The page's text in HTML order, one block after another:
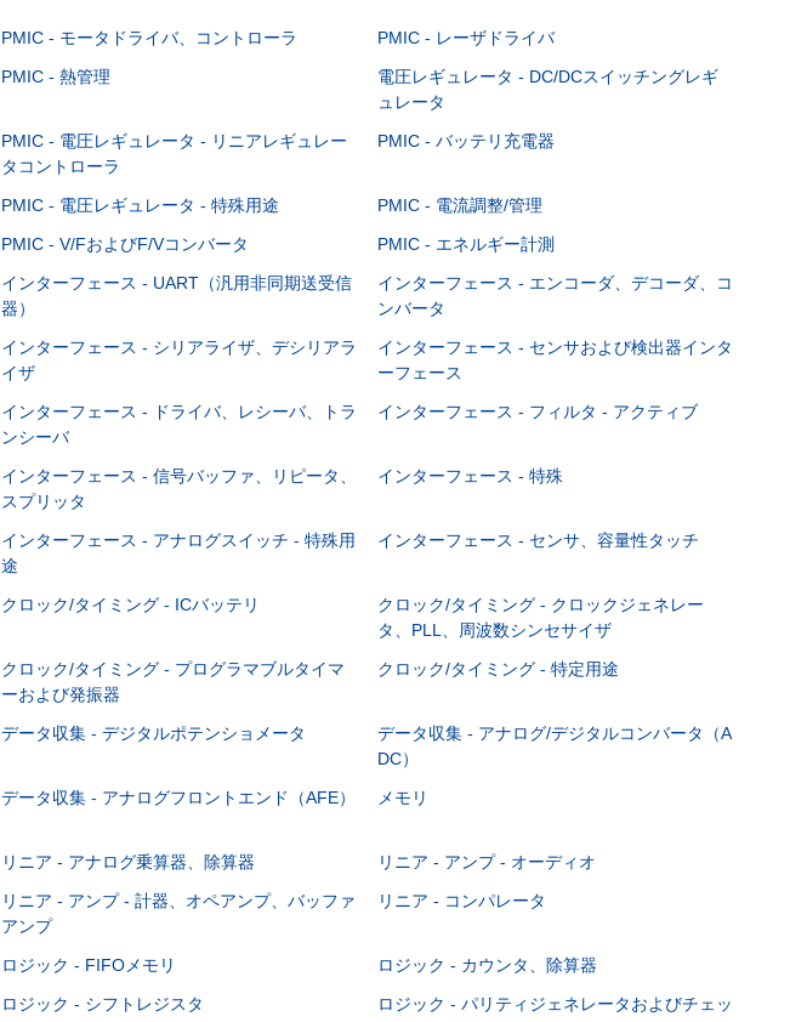
PMIC - モータドライバ、コントローラ
PMIC - レーザドライバ
PMIC - 熱管理
電圧レギュレータ - DC/DCスイッチングレギ
ュレータ
PMIC - 電圧レギュレータ - リニアレギュレー
タコントローラ
PMIC - バッテリ充電器
PMIC - 電圧レギュレータ - 特殊用途
PMIC - 電流調整/管理
PMIC - V/FおよびF/Vコンバータ
PMIC - エネルギー計測
インターフェース - UART（汎用非同期送受信
器）
インターフェース - エンコーダ、デコーダ、コ
ンバータ
インターフェース - シリアライザ、デシリアラ
イザ
インターフェース - センサおよび検出器インタ
ーフェース
インターフェース - ドライバ、レシーバ、トラ
ンシーバ
インターフェース - フィルタ - アクティブ
インターフェース - 信号バッファ、リピータ、
スプリッタ
インターフェース - 特殊
インターフェース - アナログスイッチ - 特殊用
途
インターフェース - センサ、容量性タッチ
クロック/タイミング - ICバッテリ
クロック/タイミング - クロックジェネレー
タ、PLL、周波数シンセサイザ
クロック/タイミング - プログラマブルタイマ
ーおよび発振器
クロック/タイミング - 特定用途
データ収集 - デジタルポテンショメータ
データ収集 - アナログ/デジタルコンバータ（A
DC）
データ収集 - アナログフロントエンド（AFE） メモリ
リニア - アナログ乗算器、除算器
リニア - アンプ - オーディオ
リニア - アンプ - 計器、オペアンプ、バッファ
アンプ
リニア - コンパレータ
ロジック - FIFOメモリ
ロジック - カウンタ、除算器
ロジック - シフトレジスタ
ロジック - パリティジェネレータおよびチェッ